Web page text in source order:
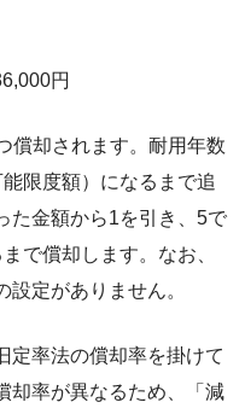
円
償却されます。耐用年数
限度額）になるまで追
た金額から1を引き、5で
で償却します。なお、
定がありません。
定率法の償却率を掛けて
却率が異なるため、「減